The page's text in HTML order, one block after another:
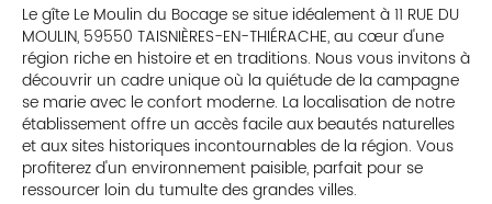
Le gîte Le Moulin du Bocage se situe idéalement à 11 RUE DU
MOULIN, 59550 TAISNIÈRES-EN-THIÉRACHE, au cœur d'une
région riche en histoire et en traditions. Nous vous invitons à
découvrir un cadre unique où la quiétude de la campagne
se marie avec le confort moderne. La localisation de notre
établissement offre un accès facile aux beautés naturelles
et aux sites historiques incontournables de la région. Vous
profiterez d'un environnement paisible, parfait pour se
ressourcer loin du tumulte des grandes villes.